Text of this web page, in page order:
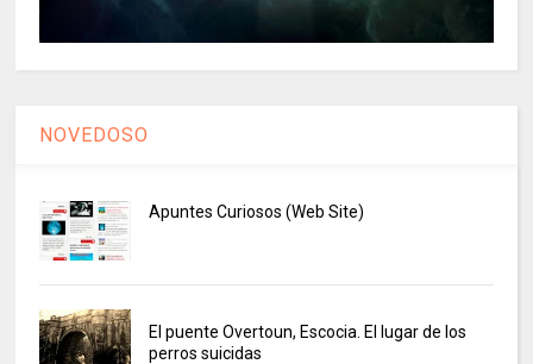
NOVEDOSO
Apuntes Curiosos (Web Site)
El puente Overtoun, Escocia. El lugar de los
perros suicidas